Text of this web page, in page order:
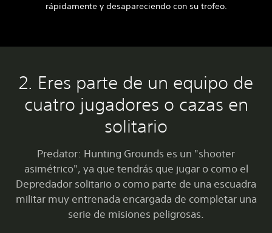
rápidamente y desapareciendo con su trofeo.
2. Eres parte de un equipo de
cuatro jugadores o cazas en
solitario
Predator: Hunting Grounds es un "shooter
asimétrico", ya que tendrás que jugar o como el
Depredador solitario o como parte de una escuadra
militar muy entrenada encargada de completar una
serie de misiones peligrosas.